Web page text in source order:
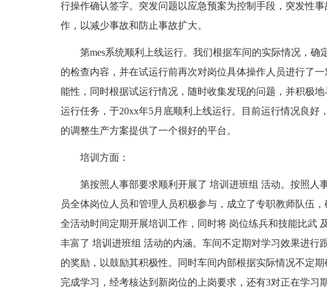
行操作确认签字。突发问题以应急预案为控制手段，突发性
作，以减少事故和防止事故扩大。
第mes系统顺利上线运行。我们根据车间的实际情况，确
的检查内容，并在试运行前再次对岗位具体操作人员进行了
能性，同时根据试运行情况，随时收集发现的问题，并积极
运行任务，于20xx年5月底顺利上线运行。目前运行情况良好
的调整生产方案提供了一个很好的平台。
培训方面：
第按照人事部要求顺利开展了 培训进班组 活动。按照人
员全体岗位人员和管理人员积极参与，成立了专职教师队伍
全活动时间定期开展培训工作，同时将 岗位练兵和技能比武
丰富了 培训进班组 活动的内涵。车间不定期对学习效果进行
的奖励，以鼓励其积极性。同时车间内部根据实际情况不定
完成学习，经考核达到新岗位的上岗要求，还有3对正在学习